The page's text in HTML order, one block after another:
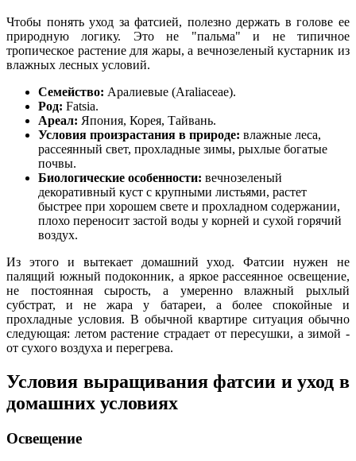
Чтобы понять уход за фатсией, полезно держать в голове ее
природную логику. Это не "пальма" и не типичное
тропическое растение для жары, а вечнозеленый кустарник из
влажных лесных условий.
Семейство: Аралиевые (Araliaceae).
Род: Fatsia.
Ареал: Япония, Корея, Тайвань.
Условия произрастания в природе: влажные леса,
рассеянный свет, прохладные зимы, рыхлые богатые
почвы.
Биологические особенности: вечнозеленый
декоративный куст с крупными листьями, растет
быстрее при хорошем свете и прохладном содержании,
плохо переносит застой воды у корней и сухой горячий
воздух.
Из этого и вытекает домашний уход. Фатсии нужен не
палящий южный подоконник, а яркое рассеянное освещение,
не постоянная сырость, а умеренно влажный рыхлый
субстрат, и не жара у батареи, а более спокойные и
прохладные условия. В обычной квартире ситуация обычно
следующая: летом растение страдает от пересушки, а зимой -
от сухого воздуха и перегрева.
Условия выращивания фатсии и уход в
домашних условиях
Освещение